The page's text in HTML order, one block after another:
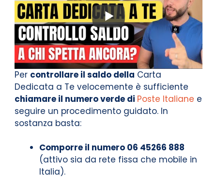
Per controllare il saldo della Carta
Dedicata a Te velocemente è sufficiente
chiamare il numero verde di Poste Italiane e
seguire un procedimento guidato. In
sostanza basta:
Comporre il numero 06 45266 888
(attivo sia da rete fissa che mobile in
Italia).